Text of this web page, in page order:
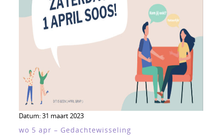
Datum:31 maart 2023
wo 5 apr – Gedachtewisseling